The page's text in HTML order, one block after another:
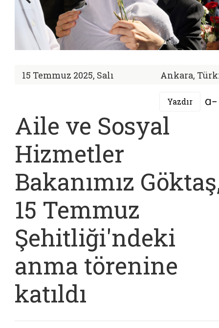
15 Temmuz 2025, Salı Ankara,
Yazdır
Aile ve Sosyal
Hizmetler
Bakanımız
15 Temmuz
Şehitliği'ndeki
anma törenine
katıldı